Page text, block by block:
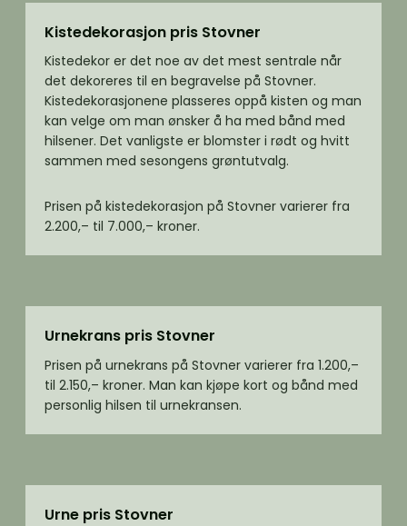
Kistedekorasjon pris Stovner
Kistedekor er det noe av det mest sentrale når
det dekoreres til en begravelse på Stovner.
Kistedekorasjonene plasseres oppå kisten og man
kan velge om man ønsker å ha med bånd med
hilsener. Det vanligste er blomster i rødt og hvitt
sammen med sesongens grøntutvalg.
Prisen på kistedekorasjon på Stovner varierer fra
2.200,– til 7.000,– kroner.
Urnekrans pris Stovner
Prisen på urnekrans på Stovner varierer fra 1.200,–
til 2.150,– kroner. Man kan kjøpe kort og bånd med
personlig hilsen til urnekransen.
Urne pris Stovner